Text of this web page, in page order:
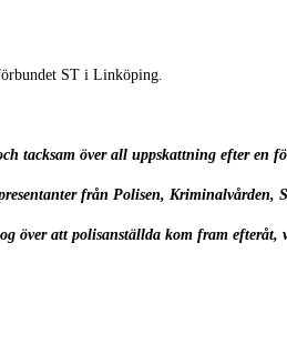
ST i Linköping.
tacksam över all uppskattning efter
från Polisen, Kriminalvården,
över att polisanställda kom fram